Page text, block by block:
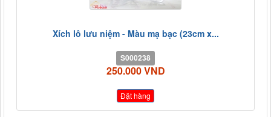
Xích lô lưu niệm - Màu mạ bạc (23cm x...
S000238
250.000 VND
Đặt hàng